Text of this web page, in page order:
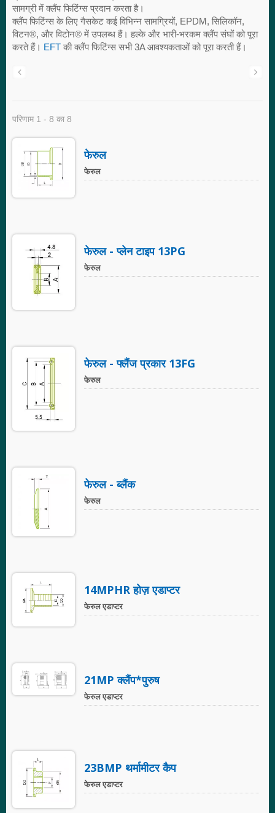
सामग्री में क्लैंप फिटिंग्स प्रदान करता है।
क्लैंप फिटिंग्स के लिए गैसकेट कई विभिन्न सामग्रियों, EPDM, सिलिकॉन,
विटन®, और विटोन® में उपलब्ध हैं। हल्के और भारी-भरकम क्लैंप संघों को पूरा
करते हैं। EFT की क्लैंप फिटिंग्स सभी 3A आवश्यकताओं को पूरा करती हैं।
परिणाम 1 - 8 का 8
फेरुल
फेरुल
फेरुल - प्लेन टाइप 13PG
फेरुल
फेरुल - फ्लैंज प्रकार 13FG
फेरुल
फेरुल - ब्लैंक
फेरुल
14MPHR होज़ एडाप्टर
फेरुल एडाप्टर
21MP क्लैंप*पुरुष
फेरुल एडाप्टर
23BMP थर्मामीटर कैप
फेरुल एडाप्टर